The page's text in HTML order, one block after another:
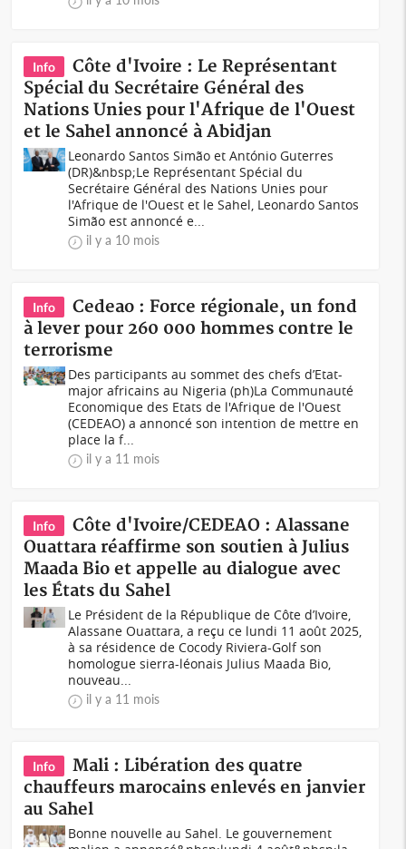
Info
Côte d'Ivoire : Le Représentant
Spécial du Secrétaire Général des
Nations Unies pour l'Afrique de l'Ouest
et le Sahel annoncé à Abidjan
Leonardo Santos Simão et António Guterres
(DR)&nbsp;Le Représentant Spécial du
Secrétaire Général des Nations Unies pour
l'Afrique de l'Ouest et le Sahel, Leonardo Santos
Simão est annoncé e...
il y a 10 mois
Info
Cedeao : Force régionale, un fond
à lever pour 260 000 hommes contre le
terrorisme
Des participants au sommet des chefs d’Etat-
major africains au Nigeria (ph)La Communauté
Economique des Etats de l'Afrique de l'Ouest
(CEDEAO) a annoncé son intention de mettre en
place la f...
il y a 11 mois
Info
Côte d'Ivoire/CEDEAO : Alassane
Ouattara réaffirme son soutien à Julius
Maada Bio et appelle au dialogue avec
les États du Sahel
Le Président de la République de Côte d’Ivoire,
Alassane Ouattara, a reçu ce lundi 11 août 2025,
à sa résidence de Cocody Riviera-Golf son
homologue sierra-léonais Julius Maada Bio,
nouveau...
il y a 11 mois
Info
Mali : Libération des quatre
chauffeurs marocains enlevés en janvier
au Sahel
Bonne nouvelle au Sahel. Le gouvernement